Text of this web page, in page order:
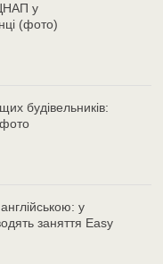
у
(фото)
будівельників:
у
заняття Easy